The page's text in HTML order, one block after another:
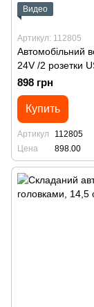
Видео
Артикул: 112805
Автомобільний
24V /2 розетки
898 грн
Купить
Артикул
112805
Цена
898.00